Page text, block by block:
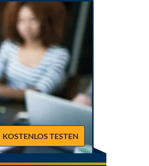
KOSTENLOS TESTEN